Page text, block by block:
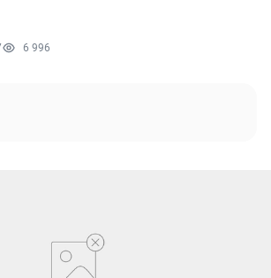
6 996